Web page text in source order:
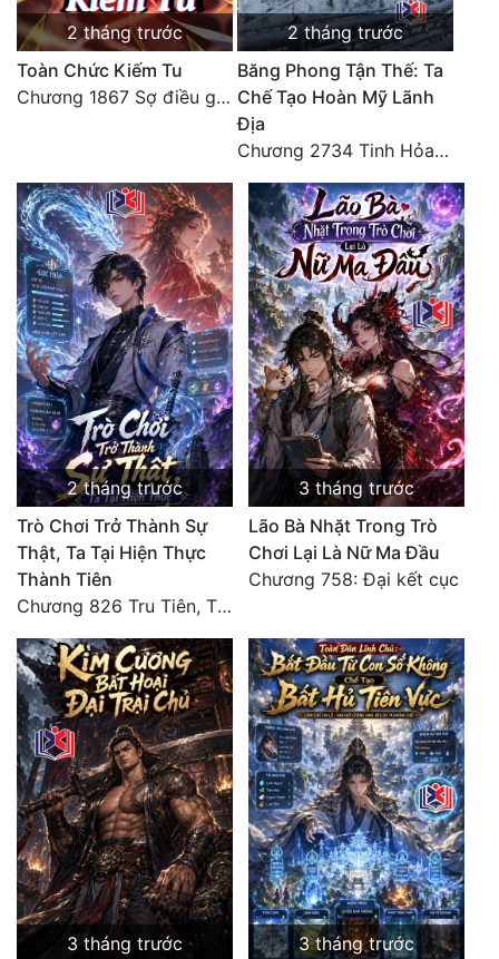
2 tháng trước
Toàn Chức Kiếm Tu
Chương 1867 Sợ điều gì sẽ gặp điều đó
2 tháng trước
Băng Phong Tận Thế: Ta
Chế Tạo Hoàn Mỹ Lãnh
Địa
Chương 2734 Tinh Hỏa (Đại kết cục) (2)
2 tháng trước
Trò Chơi Trở Thành Sự
Thật, Ta Tại Hiện Thực
Thành Tiên
Chương 826 Tru Tiên, Thiên Đạo Chi Thượng, Độc Đoán Vạn Cổ (Đại kết cục)
3 tháng trước
Lão Bà Nhặt Trong Trò
Chơi Lại Là Nữ Ma Đầu
Chương 758: Đại kết cục
3 tháng trước
3 tháng trước